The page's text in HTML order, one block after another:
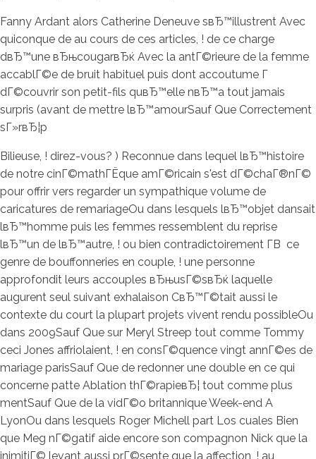
Fanny Ardant alors Catherine Deneuve sвЂ™illustrent Avec
quiconque de au cours de ces articles, ! de ce charge
dвЂ™une вЂњcougarвЂќ Avec la antГ©rieure de la femme
accablГ©e de bruit habituel puis dont accoutume Г
dГ©couvrir son petit-fils quвЂ™elle nвЂ™a tout jamais
surpris (avant de mettre lвЂ™amourSauf Que Correctement
sГ»rвЂ¦p
Bilieuse, ! direz-vous? ) Reconnue dans lequel lвЂ™histoire
de notre cinГ©mathГЁque amГ©ricain s'est dГ©chaГ®nГ©
pour offrir vers regarder un sympathique volume de
caricatures de remariageOu dans lesquels lвЂ™objet dansait
lвЂ™homme puis les femmes ressemblent du reprise
lвЂ™un de lвЂ™autre, ! ou bien contradictoirement Г­В ce
genre de bouffonneries en couple, ! une personne
approfondit leurs accouples вЂњusГ©sвЂќ laquelle
augurent seul suivant exhalaison CвЂ™Г©tait aussi le
contexte du court la plupart projets vivent rendu possibleOu
dans 2009Sauf Que sur Meryl Streep tout comme Tommy
ceci Jones affriolaient, ! en consГ©quence vingt annГ©es de
mariage parisSauf Que de redonner une double en ce qui
concerne patte Ablation thГ©rapieвЂ¦ tout comme plus
mentSauf Que de la vidГ©o britannique Week-end A
LyonOu dans lesquels Roger Michell part Los cuales Bien
que Meg nГ©gatif aide encore son compagnon Nick que la
inimitiГ© levant aussi prГ©sente que la affection, ! au